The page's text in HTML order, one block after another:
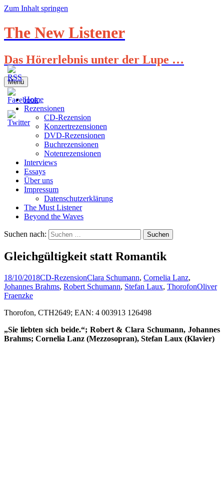
Zum Inhalt springen
The New Listener
Das Hörerlebnis unter der Lupe …
Menü
Home
Rezensionen
CD-Rezension
Konzertrezensionen
DVD-Rezensionen
Buchrezensionen
Notenrezensionen
Interviews
Essays
Über uns
Impressum
Datenschutzerklärung
The Must Listener
Beyond the Waves
Suchen nach:
Gleichgültigkeit statt Romantik
18/10/2018CD-RezensionClara Schumann, Cornelia Lanz,
Johannes Brahms, Robert Schumann, Stefan Laux, ThorofonOliver
Fraenzke
Thorofon, CTH2649; EAN: 4 003913 126498
„Sie liebten sich beide.“; Robert & Clara Schumann, Johannes
Brahms; Cornelia Lanz (Mezzosopran), Stefan Laux (Klavier)